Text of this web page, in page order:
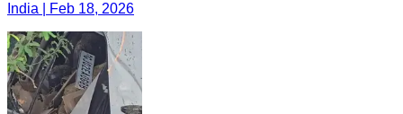
India | Feb 18, 2026